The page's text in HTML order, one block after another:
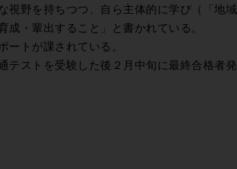
視野を持ちつつ、自ら主体的に学び（「地域
・輩出すること」と書かれている。
ートが課されている。
テストを受験した後２月中旬に最終合格者発